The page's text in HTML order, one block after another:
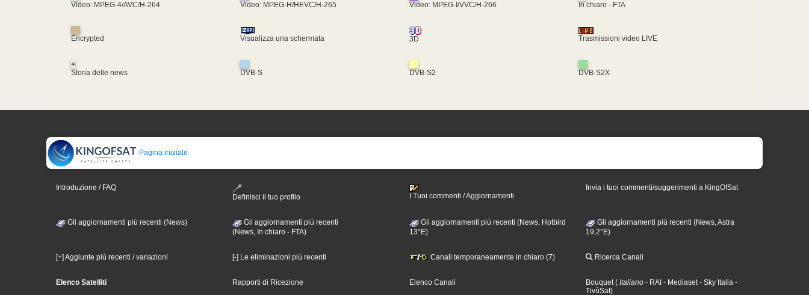
Video: MPEG-4/AVC/H-264 Video: MPEG-H/HEVC/H-265 Video: MPEG-I/VVC/H-266 In chiaro - FTA
Encrypted Visualizza una schermata 3D Trasmissioni video LIVE
+
Storia delle news
DVB-S DVB-S2 DVB-S2X
Pagina iniziale
Introduzione / FAQ
Definisci il tuo profilo
I Tuoi commenti / Aggiornamenti
Invia i tuoi commenti/suggerimenti a KingOfSat
Gli aggiornamenti più recenti (News)
Gli aggiornamenti più recenti
(News, In chiaro - FTA)
Gli aggiornamenti più recenti (News, Hotbird
13°E)
Gli aggiornamenti più recenti (News, Astra
19,2°E)
[+] Aggiunte più recenti / variazioni [-] Le eliminazioni più recenti Canali temporaneamente in chiaro (7) Ricerca Canali
Elenco Satelliti Rapporti di Ricezione Elenco Canali Bouquet ( Italiano - RAI - Mediaset - Sky Italia -
TivùSat)